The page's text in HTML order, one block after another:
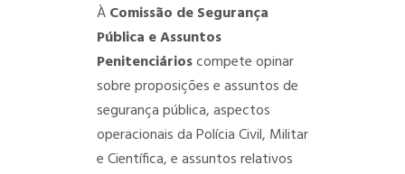
ÀComissão de Segurança
Pública e Assuntos
Penitenciárioscompete opinar
sobre proposições e assuntos de
segurança pública, aspectos
operacionais da Polícia Civil, Militar
e Científica, e assuntos relativos